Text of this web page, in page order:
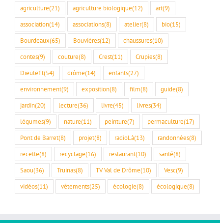
agriculture(21) agriculture biologique(12) art(9)
association(14) associations(8) atelier(8) bio(15)
Bourdeaux(65) Bouvières(12) chaussures(10)
contes(9) couture(8) Crest(11) Crupies(8)
Dieulefit(54) drôme(14) enfants(27)
environnement(9) exposition(8) film(8) guide(8)
jardin(20) lecture(36) livre(45) livres(34)
légumes(9) nature(11) peinture(7) permaculture(17)
Pont de Barret(8) projet(8) radioLà(13) randonnées(8)
recette(8) recyclage(16) restaurant(10) santé(8)
Saou(36) Truinas(8) TV Val de Drôme(10) Vesc(9)
vidéos(11) vêtements(25) écologie(8) écologique(8)